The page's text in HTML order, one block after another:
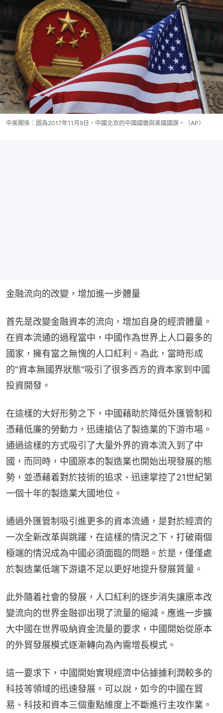
中美關係：圖為2017年11月9日，中國北京的中國國徽與美國國旗。（AP）
金融流向的改變，增加進一步體量
首先是改變金融資本的流向，增加自身的經濟體量。
在資本流通的過程當中，中國作為世界上人口最多的
國家，擁有當之無愧的人口紅利。為此，當時形成
的"資本無國界狀態"吸引了很多西方的資本家到中國
投資開發。
在這樣的大好形勢之下，中國藉助於降低外匯管制和
憑藉低廉的勞動力，迅速搶佔了製造業的下游市場。
通過這樣的方式吸引了大量外界的資本流入到了中
國，而同時，中國原本的製造業也開始出現發展的態
勢，並憑藉着對於技術的追求、迅速掌控了21世紀第
一個十年的製造業大國地位。
通過外匯管制吸引進更多的資本流通，是對於經濟的
一次全新改革與跳躍，在這樣的情況之下，打破兩個
極端的情況成為中國必須面臨的問題。於是，僅僅處
於製造業低端下游遠不足以更好地提升發展質量。
此外隨着社會的發展，人口紅利的逐步消失讓原本改
變流向的世界金融卻出現了流量的縮減。應進一步擴
大中國在世界吸納資金流量的要求，中國開始從原本
的外貿發展模式逐漸轉向為內需增長模式。
這一要求下，中國開始實現經濟中佔據據利潤較多的
科技等領域的迅速發展。可以說，如今的中國在貿
易、科技和資本三個重點維度上不斷進行主攻作業。